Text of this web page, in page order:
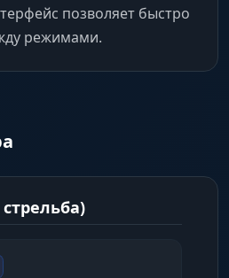
позволяет быстро
режимами.